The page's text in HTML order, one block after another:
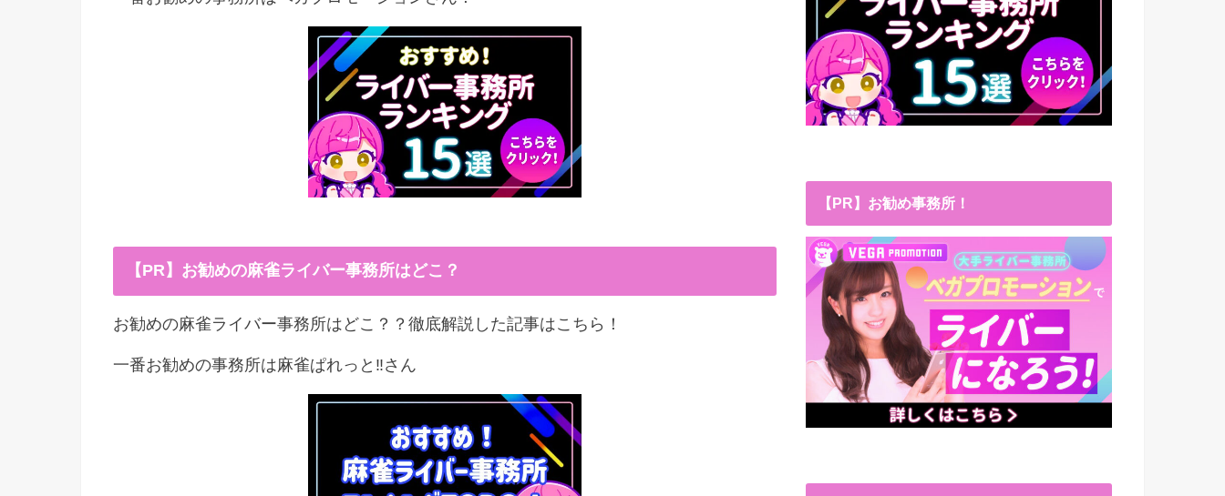
【PR】お勧めの麻雀ライバー事務所はどこ？
お勧めの麻雀ライバー事務所はどこ？？徹底解説した記事はこちら！
一番お勧めの事務所は麻雀ぱれっと‼︎さん
【PR】お勧め事務所！